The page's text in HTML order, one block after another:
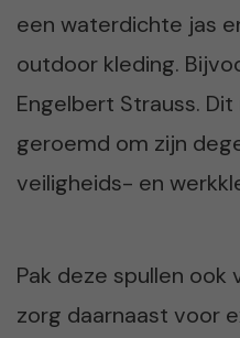
een waterdichte jas
outdoor kleding.
Engelbert Strauss.
geroemd om zijn
veiligheids- en
Pak deze spullen ook
zorg daarnaast voor